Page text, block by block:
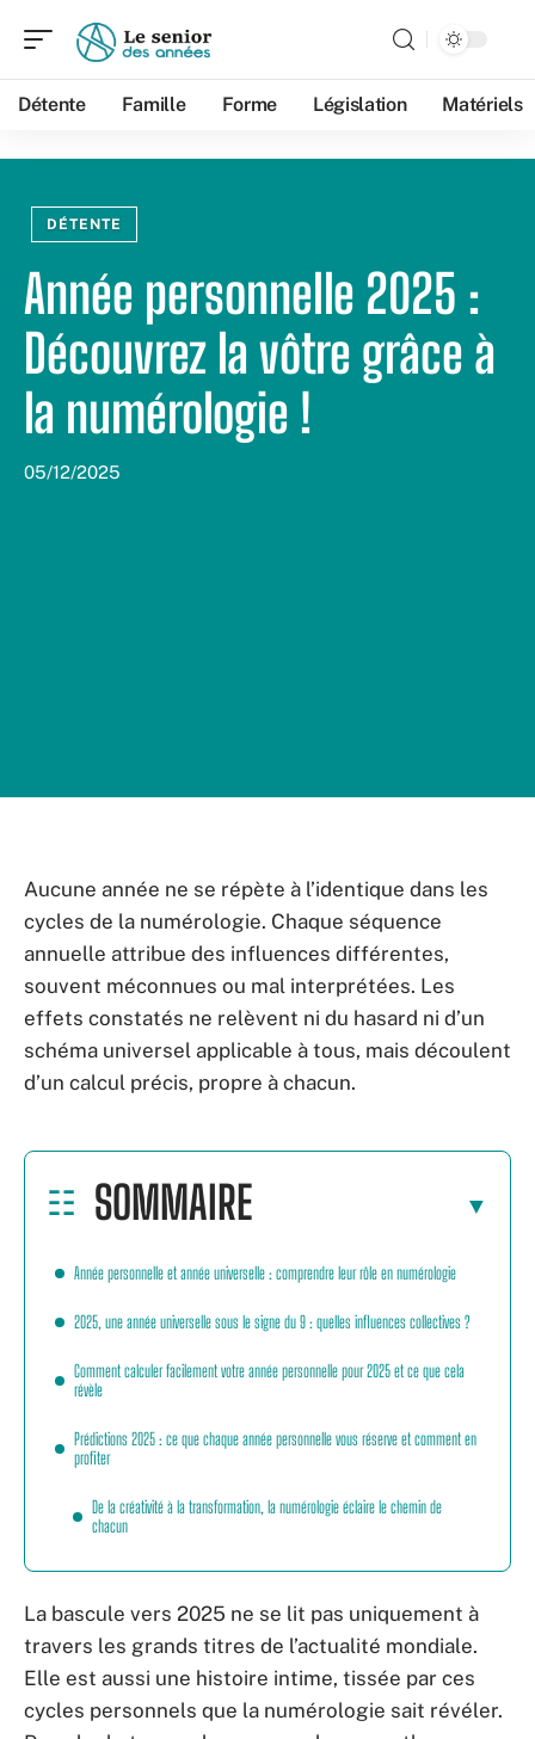
Détente Famille Forme Législation Matériels
DÉTENTE
Année personnelle 2025 :
Découvrez la vôtre grâce à
la numérologie !
05/12/2025
Aucune année ne se répète à l’identique dans les
cycles de la numérologie. Chaque séquence
annuelle attribue des influences différentes,
souvent méconnues ou mal interprétées. Les
effets constatés ne relèvent ni du hasard ni d’un
schéma universel applicable à tous, mais découlent
d’un calcul précis, propre à chacun.
SOMMAIRE
Année personnelle et année universelle : comprendre leur rôle en numérologie
2025, une année universelle sous le signe du 9 : quelles influences collectives ?
Comment calculer facilement votre année personnelle pour 2025 et ce que cela
révèle
Prédictions 2025 : ce que chaque année personnelle vous réserve et comment en
profiter
De la créativité à la transformation, la numérologie éclaire le chemin de
chacun
La bascule vers 2025 ne se lit pas uniquement à
travers les grands titres de l’actualité mondiale.
Elle est aussi une histoire intime, tissée par ces
cycles personnels que la numérologie sait révéler.